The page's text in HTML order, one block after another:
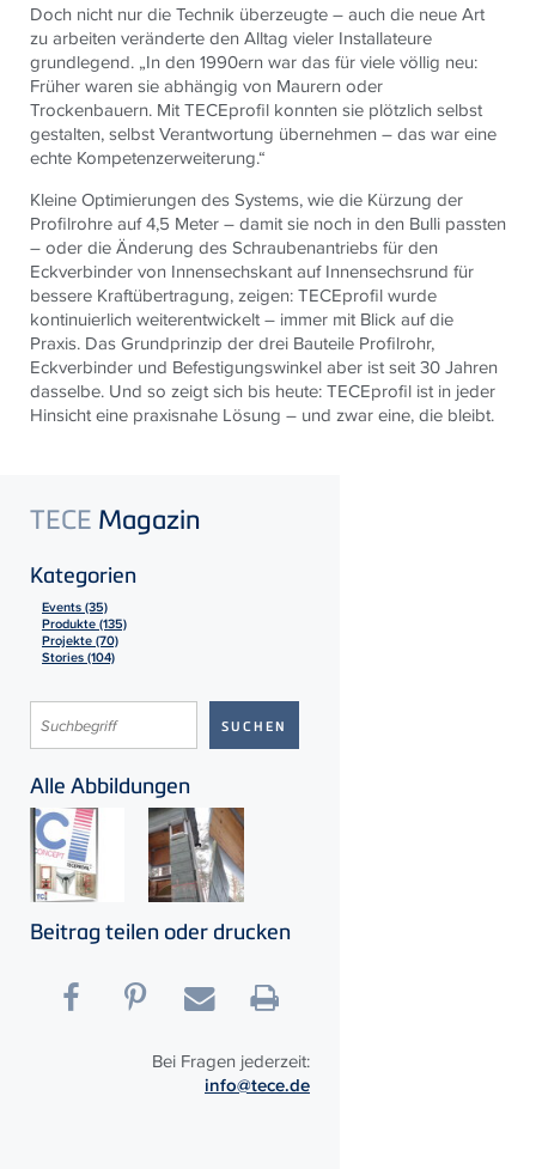
Doch nicht nur die Technik überzeugte – auch die neue Art
zu arbeiten veränderte den Alltag vieler Installateure
grundlegend. „In den 1990ern war das für viele völlig neu:
Früher waren sie abhängig von Maurern oder
Trockenbauern. Mit TECEprofil konnten sie plötzlich selbst
gestalten, selbst Verantwortung übernehmen – das war eine
echte Kompetenzerweiterung.“
Kleine Optimierungen des Systems, wie die Kürzung der
Profilrohre auf 4,5 Meter – damit sie noch in den Bulli passten
– oder die Änderung des Schraubenantriebs für den
Eckverbinder von Innensechskant auf Innensechsrund für
bessere Kraftübertragung, zeigen:TECEprofil wurde
kontinuierlich weiterentwickelt – immer mit Blick auf die
Praxis. Das Grundprinzip der drei Bauteile Profilrohr,
Eckverbinder und Befestigungswinkel aber ist seit 30 Jahren
dasselbe. Und so zeigt sich bis heute:TECEprofil ist in jeder
Hinsicht eine praxisnahe Lösung – und zwar eine, die bleibt.
TECE Magazin
Kategorien
Events (35)
Produkte (135)
Projekte (70)
Stories (104)
Alle Abbildungen
Beitrag teilen oder drucken
Bei Fragen jederzeit:
info@tece.de